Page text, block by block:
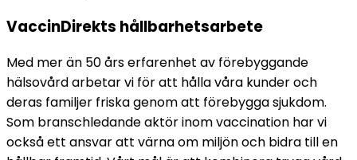
VaccinDirekts hållbarhetsarbete
Med mer än 50 års erfarenhet av förebyggande
hälsovård arbetar vi för att hålla våra kunder och
deras familjer friska genom att förebygga sjukdom.
Som branschledande aktör inom vaccination har vi
också ett ansvar att värna om miljön och bidra till en